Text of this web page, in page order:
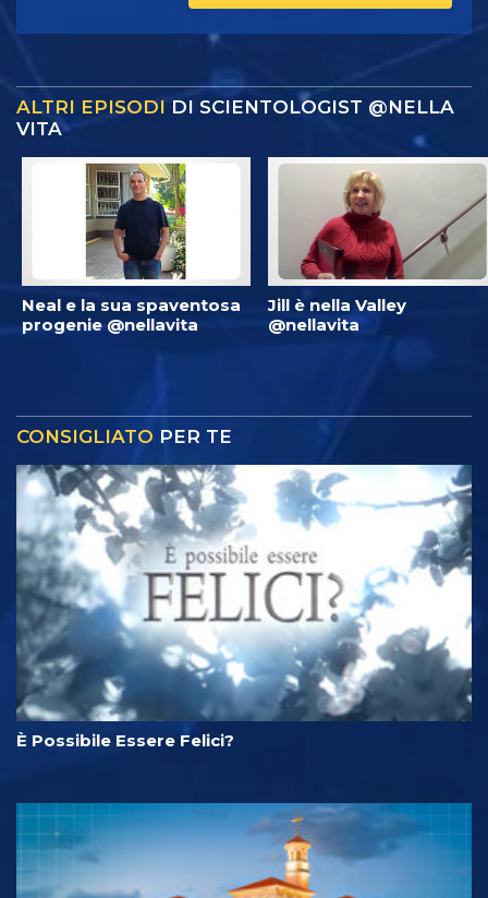
ALTRI EPISODI DI SCIENTOLOGIST @NELLA
VITA
Neal e la sua spaventosa
progenie @nellavita
Jill è nella Valley
@nellavita
CONSIGLIATO PER TE
È Possibile Essere Felici?